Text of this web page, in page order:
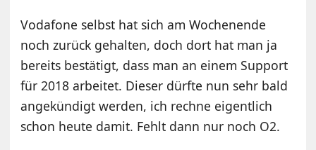
Vodafone selbst hat sich am Wochenende
noch zurück gehalten, doch dort hat man ja
bereits bestätigt, dass man an einem Support
für 2018 arbeitet. Dieser dürfte nun sehr bald
angekündigt werden, ich rechne eigentlich
schon heute damit. Fehlt dann nur noch O2.